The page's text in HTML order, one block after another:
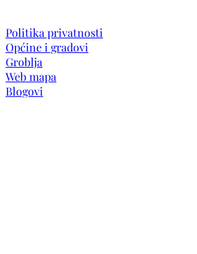
Politika privatnosti
Općine i gradovi
Groblja
Web mapa
Blogovi